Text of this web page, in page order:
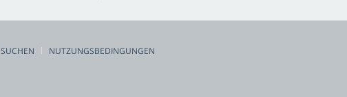
SUCHEN
NUTZUNGSBEDINGUNGEN